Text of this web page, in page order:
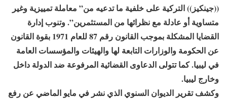
((جينكيز)) التركية على خلفية ما تدعيه من” معاملة تمييزية وغير
متساوية أو عادلة مع نظرائها من المستثمرين”. وتنوب إدارة
القضايا المشكلة بموجب القانون رقم 87 للعام 1971 بقوة القانون
عن الحكومة والوزارات التابعة لها والهيئات والمؤسسات العامة
في ليبيا. كما تتولى الدعاوى القضائية المرفوعة ضد الدولة داخل
وخارج ليبيا.
وكشف تقرير الديوان السنوي الذي نشر في مايو الماضي عن رفع